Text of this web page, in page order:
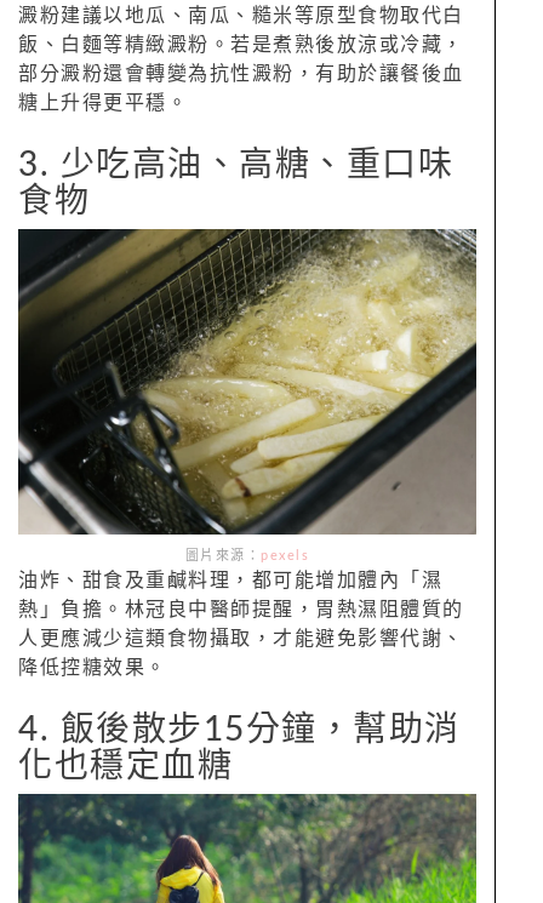
澱粉建議以地瓜、南瓜、糙米等原型食物取代白
飯、白麵等精緻澱粉。若是煮熟後放涼或冷藏，
部分澱粉還會轉變為抗性澱粉，有助於讓餐後血
糖上升得更平穩。
3. 少吃高油、高糖、重口味
食物
圖片來源： pexels
油炸、甜食及重鹹料理，都可能增加體內「濕
熱」負擔。林冠良中醫師提醒，胃熱濕阻體質的
人更應減少這類食物攝取，才能避免影響代謝、
降低控糖效果。
4. 飯後散步15分鐘，幫助消
化也穩定血糖